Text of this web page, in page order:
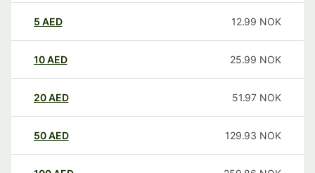
5 AED 12.99 NOK
10AED 25.99 NOK
20AED 51.97 NOK
50AED 129.93 NOK